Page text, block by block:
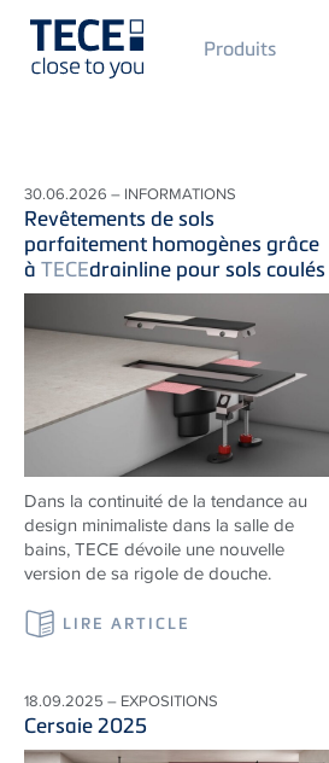
Main
Menü
Produits
30.06.2026 – INFORMATIONS
Revêtements de sols
parfaitement homogènes grâce
à TECEdrainline pour sols coulés
Dans la continuité de la tendance au
design minimaliste dans la salle de
bains, TECE dévoile une nouvelle
version de sa rigole de douche.
LIRE ARTICLE
18.09.2025 – EXPOSITIONS
Cersaie 2025